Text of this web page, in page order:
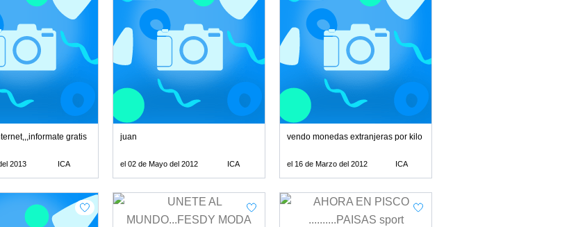
gratis
2013 ICA
juan
el 02 de Mayo del 2012 ICA
vendo monedas extranjeras por kilo
el 16 de Marzo del 2012 ICA